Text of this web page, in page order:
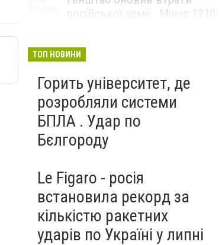
російської армії . Мінус 1210
ТОП НОВИНИ
Горить університет, де
розробляли системи
БПЛА . Удар по
Бєлгороду
Le Figaro - росія
встановила рекорд за
кількістю ракетних
ударів по Україні у липні